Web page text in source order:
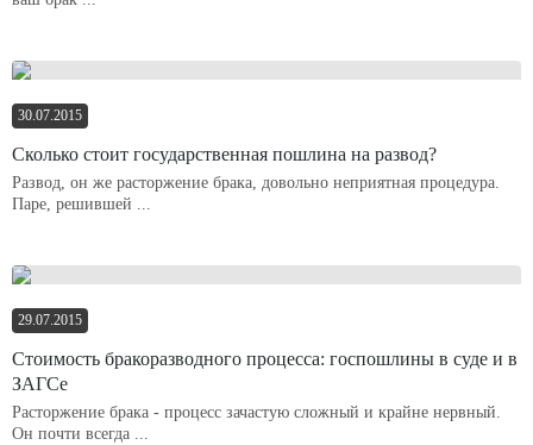
30.07.2015
Сколько стоит государственная пошлина на развод?
Развод, он же расторжение брака, довольно неприятная процедура.
Паре, решившей ...
29.07.2015
Стоимость бракоразводного процесса: госпошлины в суде и в
ЗАГСе
Расторжение брака - процесс зачастую сложный и крайне нервный.
Он почти всегда ...